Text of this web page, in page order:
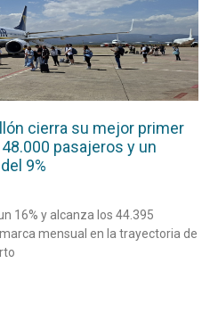
cierra su mejor primer
pasajeros y un
9%
16% y alcanza los 44.395
mensual en la trayectoria de